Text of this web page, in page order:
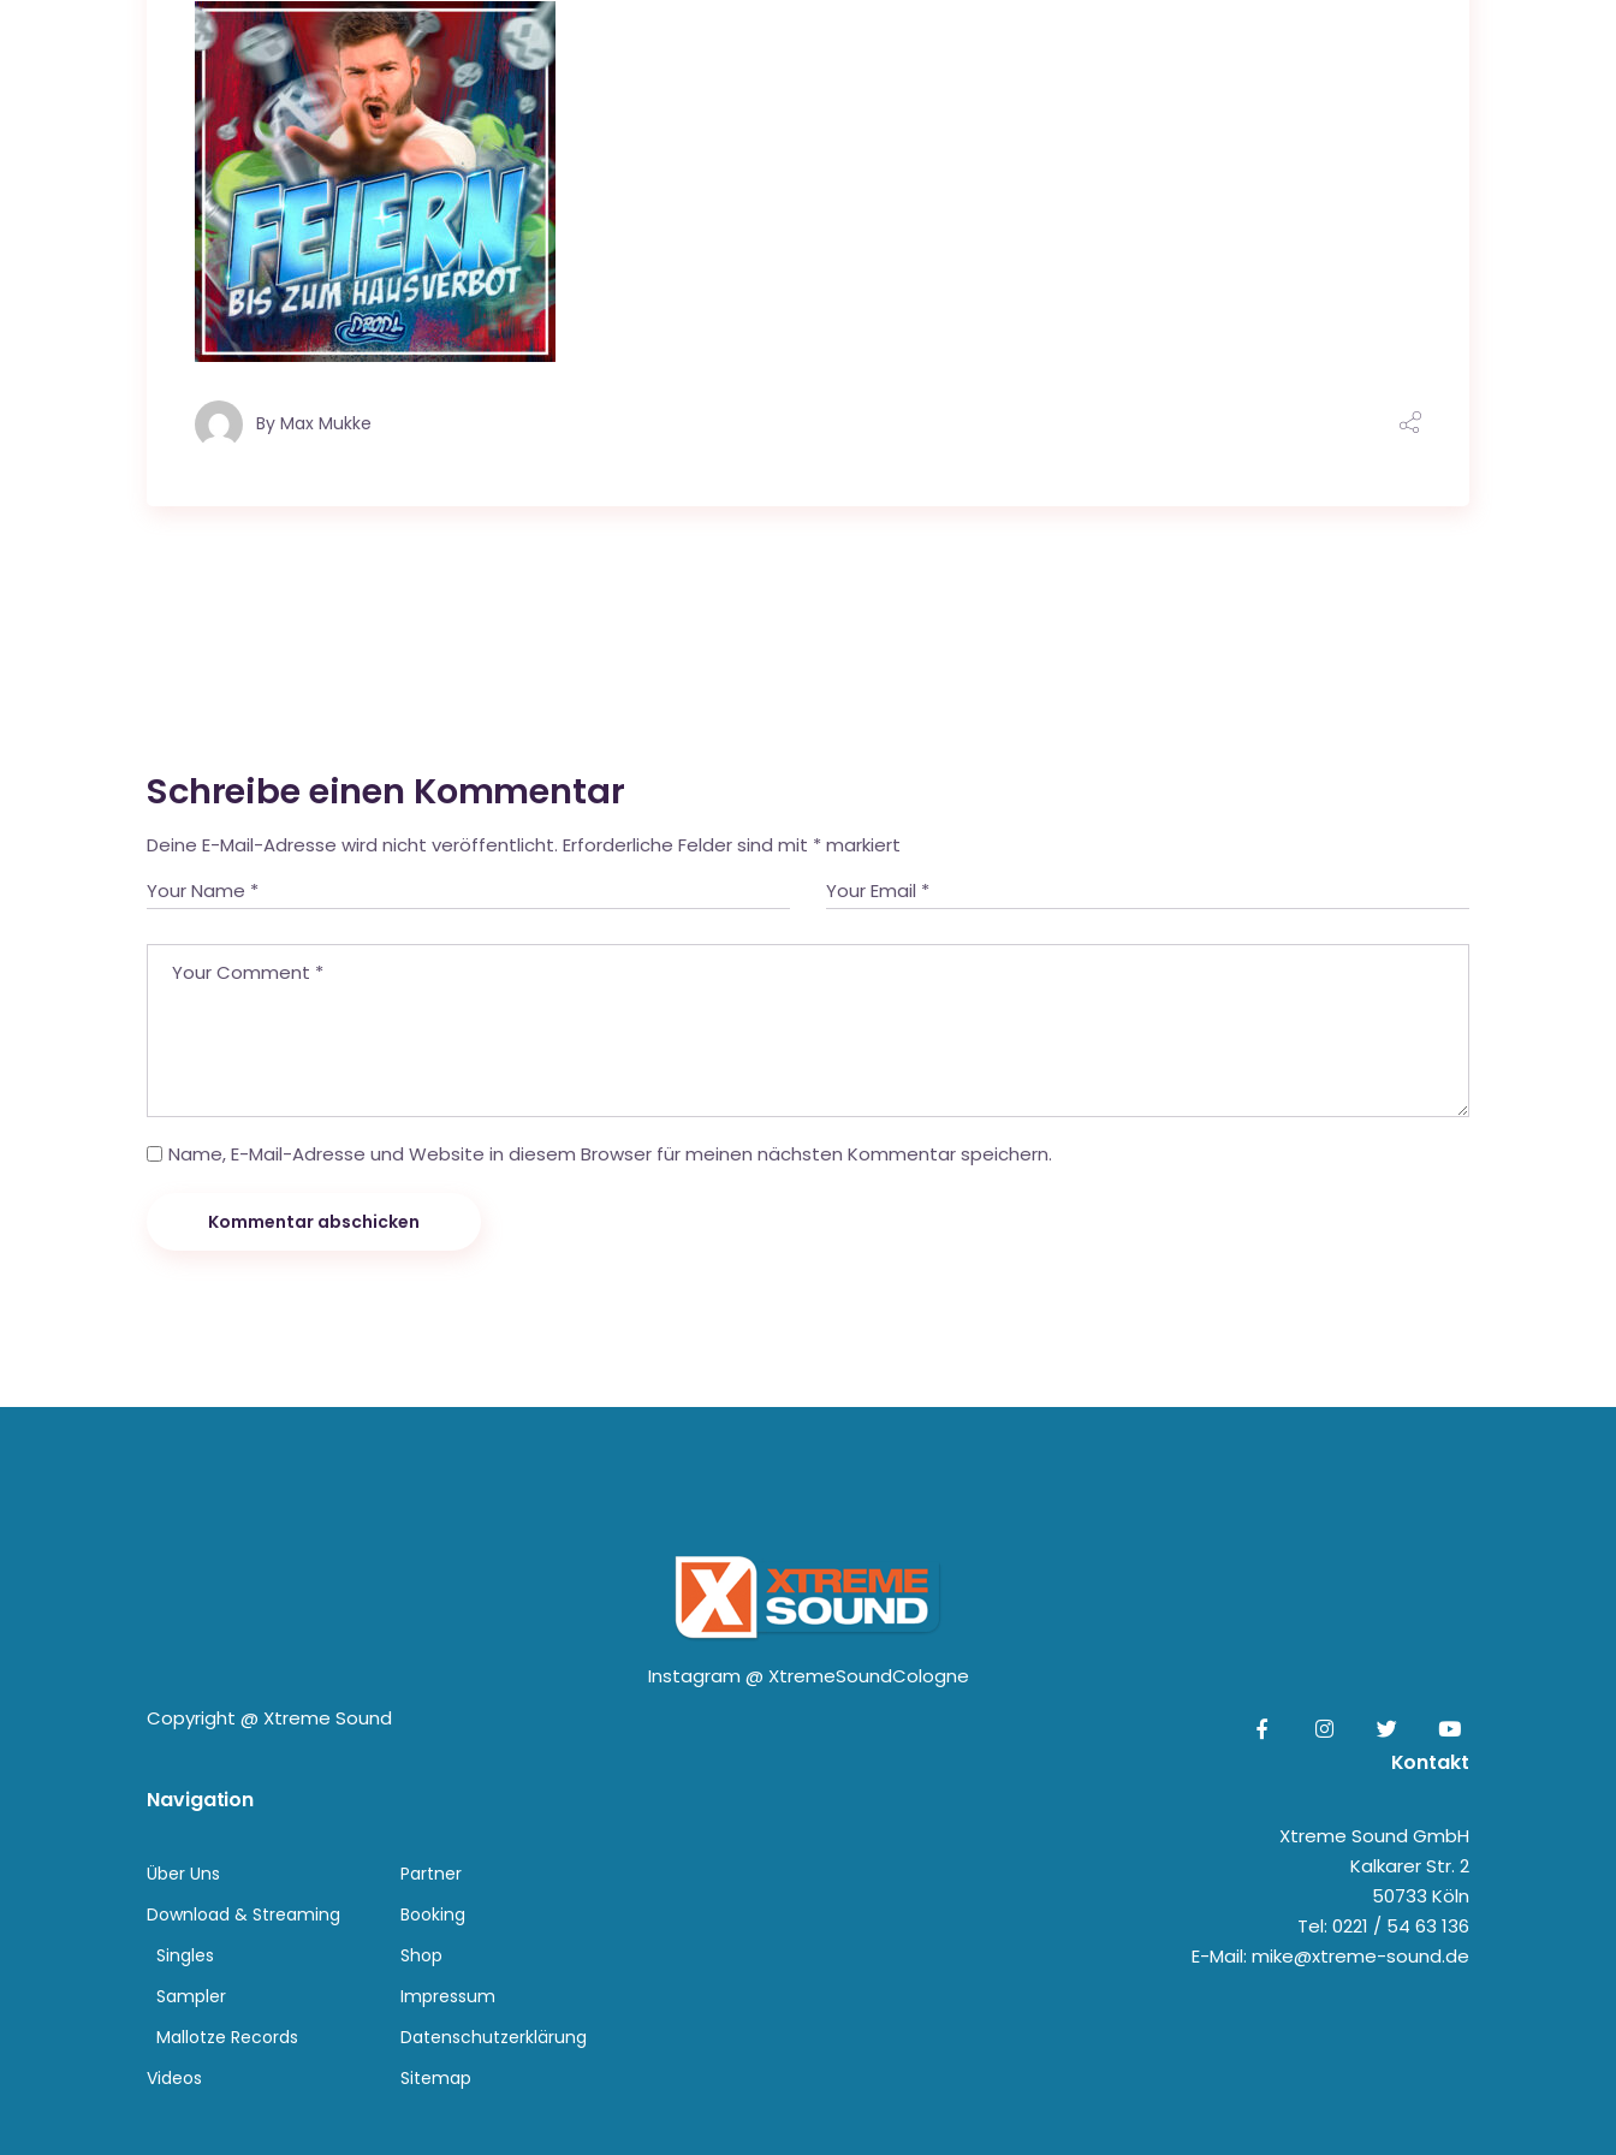
By Max Mukke
Schreibe einen Kommentar
Deine E-Mail-Adresse wird nicht veröffentlicht. Erforderliche Felder sind mit * markiert
Name, E-Mail-Adresse und Website in diesem Browser für meinen nächsten Kommentar speichern.
Kommentar abschicken
Instagram @ XtremeSoundCologne
Copyright @ Xtreme Sound
Navigation
Über Uns
Download & Streaming
Singles
Sampler
Mallotze Records
Videos
Partner
Booking
Shop
Impressum
Datenschutzerklärung
Sitemap
Kontakt
Xtreme Sound GmbH
Kalkarer Str. 2
50733 Köln
Tel: 0221 / 54 63 136
E-Mail: mike@xtreme-sound.de